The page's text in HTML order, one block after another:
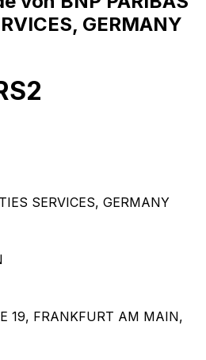
GERMANY
SERVICES, GERMANY
19, FRANKFURT AM MAIN,